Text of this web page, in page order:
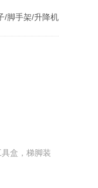
/脚手架/升降机
盒，梯脚装